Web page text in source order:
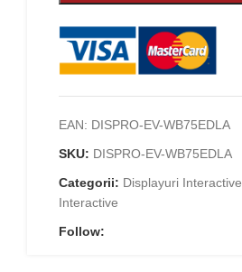
EAN: DISPRO-EV-WB75EDLA
SKU: DISPRO-EV-WB75EDLA
Categorii: Displayuri Interactive
Interactive
Follow: